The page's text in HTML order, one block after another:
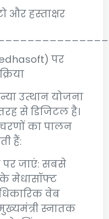
और हस्ताक्षर
पर
उत्थान योजना
से डिजिटल है।
चरणों का पालन
हैं:
पर जाएं: सबसे
मेधासॉफ्ट
वेब
स्नातक